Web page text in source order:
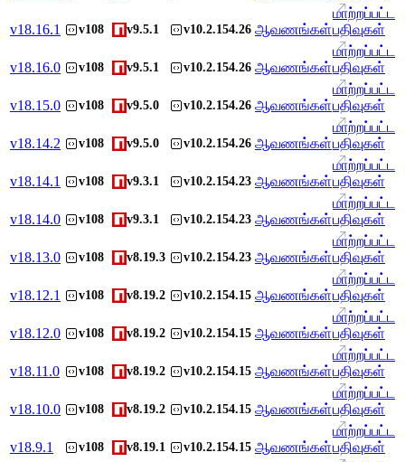
v18.16.1 v108 v9.5.1 v10.2.154.26 ஆவணங்கள்
மாற்றப்பட்ட
பதிவுகள்
v18.16.0 v108 v9.5.1 v10.2.154.26 ஆவணங்கள்
மாற்றப்பட்ட
பதிவுகள்
v18.15.0 v108 v9.5.0 v10.2.154.26 ஆவணங்கள்
மாற்றப்பட்ட
பதிவுகள்
v18.14.2 v108 v9.5.0 v10.2.154.26 ஆவணங்கள்
மாற்றப்பட்ட
பதிவுகள்
v18.14.1 v108 v9.3.1 v10.2.154.23 ஆவணங்கள்
மாற்றப்பட்ட
பதிவுகள்
v18.14.0 v108 v9.3.1 v10.2.154.23 ஆவணங்கள்
மாற்றப்பட்ட
பதிவுகள்
v18.13.0 v108 v8.19.3 v10.2.154.23 ஆவணங்கள்
மாற்றப்பட்ட
பதிவுகள்
v18.12.1 v108 v8.19.2 v10.2.154.15 ஆவணங்கள்
மாற்றப்பட்ட
பதிவுகள்
v18.12.0 v108 v8.19.2 v10.2.154.15 ஆவணங்கள்
மாற்றப்பட்ட
பதிவுகள்
v18.11.0 v108 v8.19.2 v10.2.154.15 ஆவணங்கள்
மாற்றப்பட்ட
பதிவுகள்
v18.10.0 v108 v8.19.2 v10.2.154.15 ஆவணங்கள்
மாற்றப்பட்ட
பதிவுகள்
v18.9.1 v108 v8.19.1 v10.2.154.15 ஆவணங்கள்
மாற்றப்பட்ட
பதிவுகள்